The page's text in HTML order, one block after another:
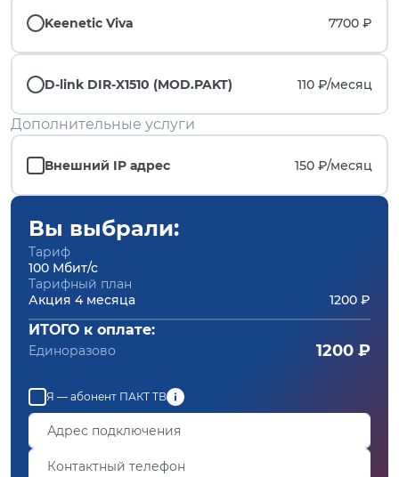
Keenetic Viva 7700 ₽
D-link DIR-X1510 (MOD.PAKT) 110 ₽/месяц
Дополнительные услуги
Внешний IP адрес 150 ₽/месяц
Вы выбрали:
Тариф
100 Мбит/с
Тарифный план
Акция 4 месяца
1200 ₽
ИТОГО к оплате:
Единоразово 1200 ₽
Я — абонент ПАКТ ТВ